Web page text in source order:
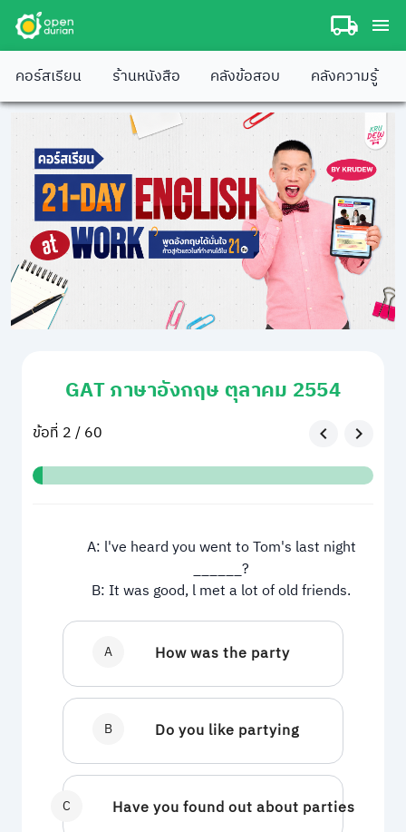
คอร์สเรียน ร้านหนังสือ คลังข้อสอบ คลังความรู้
GAT ภาษาอังกฤษ ตุลาคม 2554
ข้อที่ 2 / 60
A: l've heard you went to Tom's last night
______?
B: It was good, l met a lot of old friends.
A How was the party
B Do you like partying
C Have you found out about parties